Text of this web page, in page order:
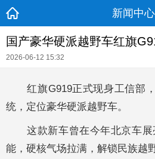
新闻中心
国产豪华硬派越野车红旗
2026-06-12 15:32
红旗G919正式现身工信部，
统，定位豪华硬派越野车。
这款新车曾在今年北京车展
能，硬核气场拉满，解锁民族越野